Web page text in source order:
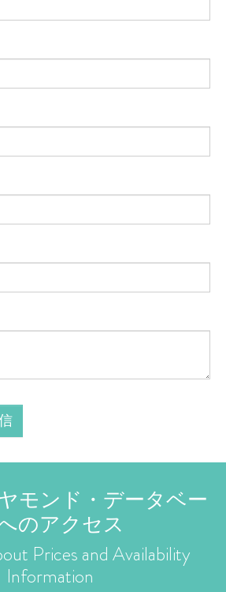
モンド・データベー
のアクセス
Prices and Availability
Information